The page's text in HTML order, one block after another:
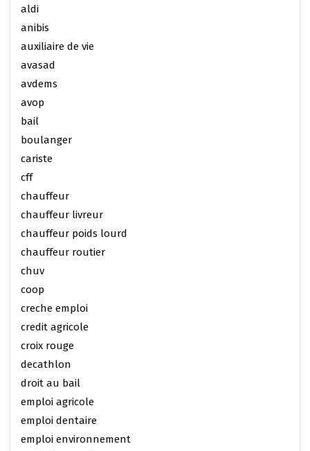
aldi
anibis
auxiliaire de vie
avasad
avdems
avop
bail
boulanger
cariste
cff
chauffeur
chauffeur livreur
chauffeur poids lourd
chauffeur routier
chuv
coop
creche emploi
credit agricole
croix rouge
decathlon
droit au bail
emploi agricole
emploi dentaire
emploi environnement